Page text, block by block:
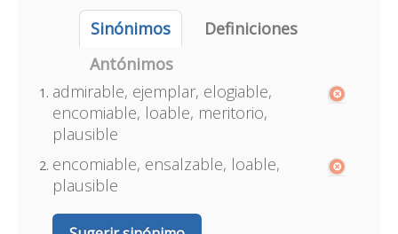
Sinónimos
Definiciones
Antónimos
admirable, ejemplar, elogiable,
encomiable, loable, meritorio,
plausible
encomiable, ensalzable, loable,
plausible